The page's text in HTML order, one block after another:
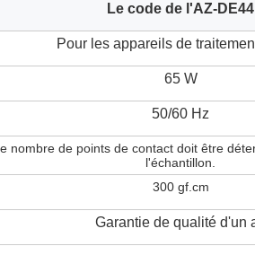
Le code de l'AZ-DE44
Pour les appareils de
65 W
50/60 Hz
nombre de points de contact doit être
l'échantillon.
300 gf.cm
Garantie de qualité d'un